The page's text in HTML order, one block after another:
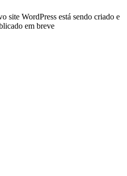
site WordPress está sendo criado e
em breve